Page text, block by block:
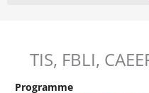
TIS, FBLI,
Programme